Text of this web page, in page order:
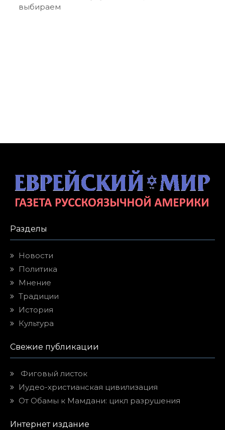
выбираем
Разделы
Новости
Политика
Мнение
Традиции
История
Культура
Свежие публикации
Фиговый листок
Иудео-христианская цивилизация
От Обамы к Мамдани: цикл разрушения
Интернет издание